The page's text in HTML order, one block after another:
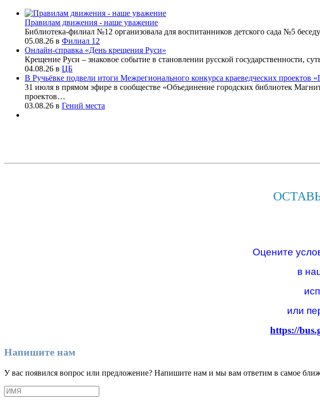
Правилам движения - наше уважение
Библиотека-филиал №12 организовала для воспитанников детского сада №5
05.08.26 в Филиал 12
Онлайн-справка «День крещения Руси»
Крещение Руси – знаковое событие в становлении русской государственности,
04.08.26 в ЦБ
В Ручьёвке подвели итоги Межрегионального конкурса краеведческих проектов
31 июля в прямом эфире в сообществе «Объединение городских библиотек
проектов…
03.08.26 в Гений места
Оцените
в
или
https://
Напишите нам
У вас появился вопрос или предложение? Напишите нам и мы вам ответим в самое